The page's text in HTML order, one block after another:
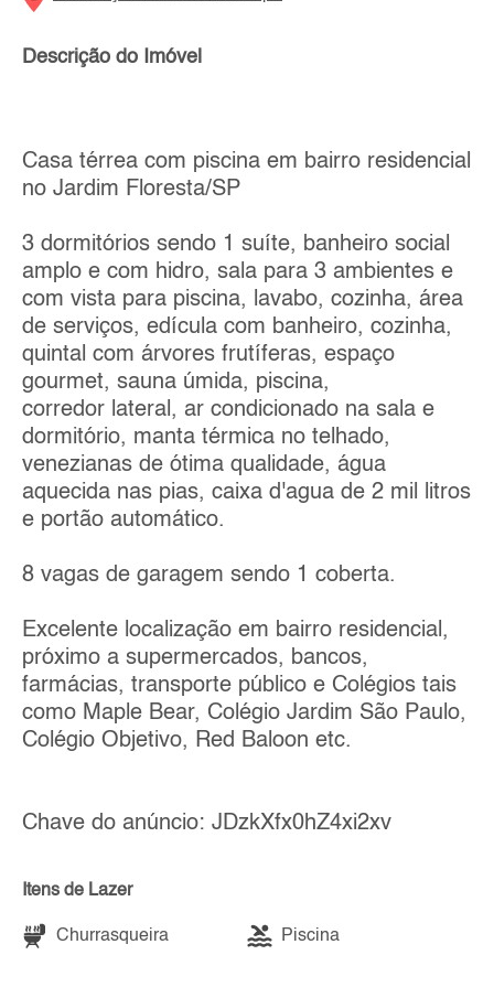
Descrição do Imóvel
Casa térrea com piscina em bairro residencial
no Jardim Floresta/SP
3 dormitórios sendo 1 suíte, banheiro social
amplo e com hidro, sala para 3 ambientes e
com vista para piscina, lavabo, cozinha, área
de serviços, edícula com banheiro, cozinha,
quintal com árvores frutíferas, espaço
gourmet, sauna úmida, piscina,
corredor lateral, ar condicionado na sala e
dormitório, manta térmica no telhado,
venezianas de ótima qualidade, água
aquecida nas pias, caixa d'agua de 2 mil litros
e portão automático.
8 vagas de garagem sendo 1 coberta.
Excelente localização em bairro residencial,
próximo a supermercados, bancos,
farmácias, transporte público e Colégios tais
como Maple Bear, Colégio Jardim São Paulo,
Colégio Objetivo, Red Baloon etc.
Chave do anúncio: JDzkXfx0hZ4xi2xv
Itens de Lazer
Churrasqueira Piscina